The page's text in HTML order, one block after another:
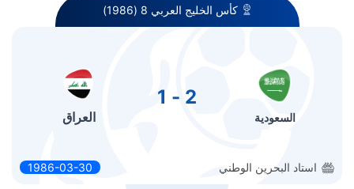
كأس الخليج العربي 8 (1986)
السعودية
2 - 1
العراق
استاد البحرين الوطني 1986-03-30